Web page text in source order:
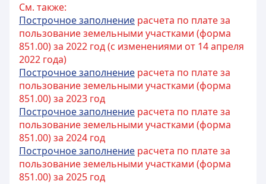
См. также:
Построчное заполнение расчета по плате за
пользование земельными участками (форма
851.00) за 2022 год (с изменениями от 14 апреля
2022 года)
Построчное заполнение расчета по плате за
пользование земельными участками (форма
851.00) за 2023 год
Построчное заполнение расчета по плате за
пользование земельными участками (форма
851.00) за 2024 год
Построчное заполнение расчета по плате за
пользование земельными участками (форма
851.00) за 2025 год